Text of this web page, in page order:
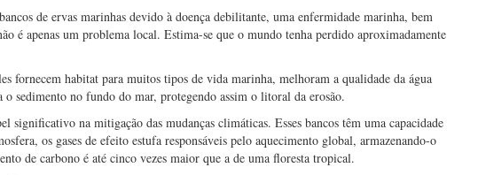
de ervas marinhas devido à doença debilitante, uma enfermidade marinha, bem
é apenas um problema local. Estima-se que o mundo tenha perdido aproximadamente
fornecem habitat para muitos tipos de vida marinha, melhoram a qualidade da água
sedimento no fundo do mar, protegendo assim o litoral da erosão.
significativo na mitigação das mudanças climáticas. Esses bancos têm uma capacidade
os gases de efeito estufa responsáveis pelo aquecimento global, armazenando-o
de carbono é até cinco vezes maior que a de uma floresta tropical.